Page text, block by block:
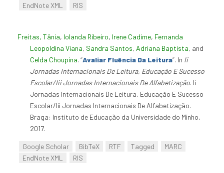
EndNote XML
RIS
Freitas, Tânia, Iolanda Ribeiro, Irene Cadime, Fernanda
Leopoldina Viana, Sandra Santos, Adriana Baptista, and
Celda Choupina. “Avaliar Fluência Da Leitura”. In Ii
Jornadas Internacionais De Leitura, Educação E Sucesso
Escolar/Iii Jornadas Internacionais De Alfabetização. Ii
Jornadas Internacionais De Leitura, Educação E Sucesso
Escolar/Iii Jornadas Internacionais De Alfabetização.
Braga: Instituto de Educação da Universidade do Minho,
2017.
Google Scholar BibTeX RTF Tagged
MARC
EndNote XML
RIS